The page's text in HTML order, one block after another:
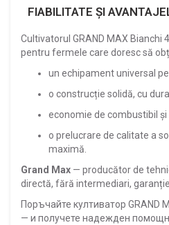
FIABILITATE ȘI
Cultivatorul GRAND MAX Bianchi
pentru fermele care doresc să
un echipament universal
o construcție solidă, cu
economie de combustibil și
o prelucrare de calitate a
maximă.
Grand Max — producător de
directă, fără intermediari,
Поръчайте култиватор GRAND
— и получете надежден